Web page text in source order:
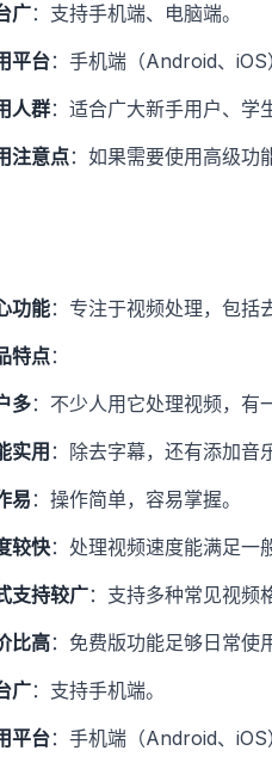
广：支持手机端、电脑端。
平台：手机端（Android、
人群：适合广大新手用户、学
注意点：如果需要使用高级功
功能：专注于视频处理，包括
特点：
多：不少人用它处理视频，有
实用 ：除去字幕，还有添加音
易 ：操作简单，容易掌握。
较快：处理视频速度能满足一
支持较广：支持多种常见视频
比高：免费版功能足够日常使
广：支持手机端。
平台：手机端（Android、iOS